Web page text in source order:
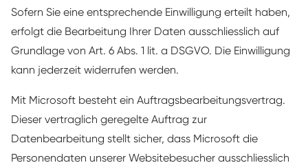
Sofern Sie eine entsprechende Einwilligung erteilt haben,
erfolgt die Bearbeitung Ihrer Daten ausschliesslich auf
Grundlage von Art. 6 Abs. 1 lit. a DSGVO. Die Einwilligung
kann jederzeit widerrufen werden.
Mit Microsoft besteht ein Auftragsbearbeitungsvertrag.
Dieser vertraglich geregelte Auftrag zur
Datenbearbeitung stellt sicher, dass Microsoft die
Personendaten unserer Websitebesucher ausschliesslich